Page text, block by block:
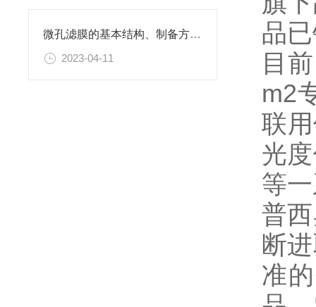
微孔滤膜的基本结构、制备方法、性能特点以及应用领域
2023-04-11
品
目
m2
联
光
等
普
断
准